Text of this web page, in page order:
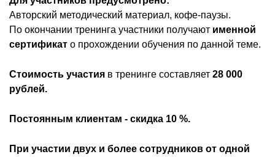
Авторский методический материал, кофе-паузы.
По окончании тренинга участники получают именной
сертификат о прохождении обучения по данной теме.
Стоимость участия в тренинге составляет 28 000
рублей.
Постоянным клиентам - скидка 10 %.
При участии двух и более сотрудников от одной